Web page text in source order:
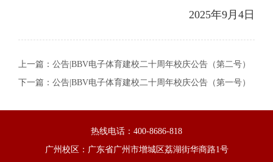
2025年9月4日
上一篇： 公告|BBV电子体育建校二十周年校庆公告（第二号）
下一篇： 公告|BBV电子体育建校二十周年校庆公告（第一号）
热线电话：400-8686-818
广州校区：广东省广州市增城区荔湖街华商路1号